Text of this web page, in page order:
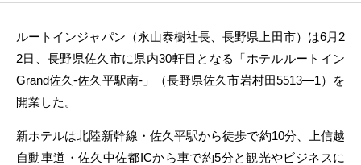
ルートインジャパン（永山泰樹社長、長野県上田市）は6月2
2日、長野県佐久市に県内30軒目となる「ホテルルートイン
Grand佐久-佐久平駅南-」（長野県佐久市岩村田5513―1）を
開業した。
新ホテルは北陸新幹線・佐久平駅から徒歩で約10分、上信越
自動車道・佐久中佐都ICから車で約5分と観光やビジネスに